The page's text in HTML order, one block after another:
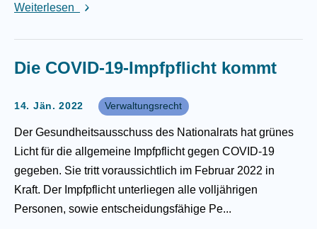
Weiterlesen
Die COVID-19-Impfpflicht kommt
14. Jän. 2022 Verwaltungsrecht
Der Gesundheitsausschuss des Nationalrats hat grünes
Licht für die allgemeine Impfpflicht gegen COVID-19
gegeben. Sie tritt voraussichtlich im Februar 2022 in
Kraft. Der Impfpflicht unterliegen alle volljährigen
Personen, sowie entscheidungsfähige Pe...